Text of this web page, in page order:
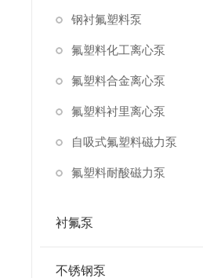
钢衬氟塑料泵
氟塑料化工离心泵
氟塑料合金离心泵
氟塑料衬里离心泵
自吸式氟塑料磁力泵
氟塑料耐酸磁力泵
衬氟泵
不锈钢泵